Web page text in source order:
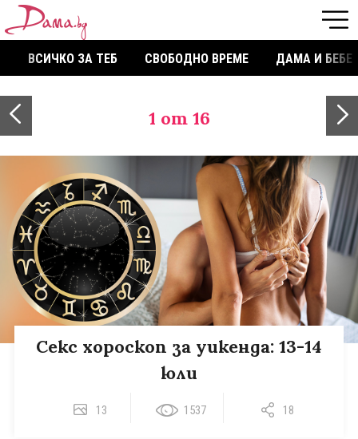
ВСИЧКО ЗА ТЕБ СВОБОДНО ВРЕМЕ ДАМА И БЕБЕ
1 от 16
Секс хороскоп за уикенда: 13-14
юли
13 1537 18